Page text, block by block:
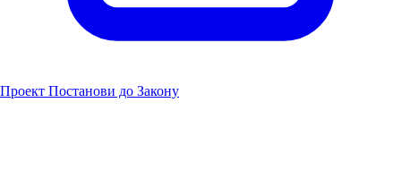
Проект Постанови до Закону